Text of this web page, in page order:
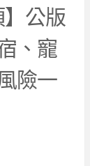
公版
、寵
險一